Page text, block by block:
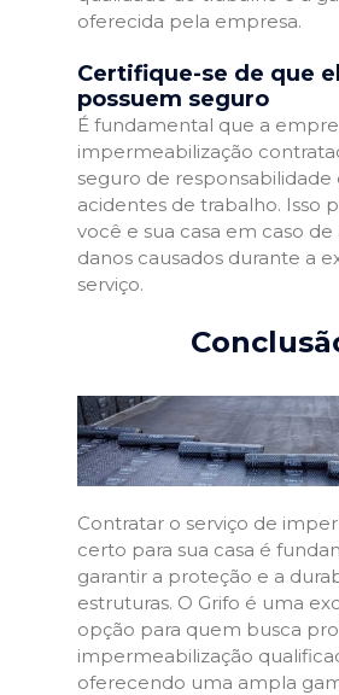
oferecida pela empresa.
Certifique-se de que
possuem seguro
É fundamental que a
impermeabilização
seguro de responsabilidade
acidentes de trabalho. Isso
você e sua casa em caso
danos causados durante a
serviço.
Contratar o serviço de
certo para sua casa é
garantir a proteção e a
estruturas. O Grifo é uma
opção para quem busca
impermeabilização
oferecendo uma ampla